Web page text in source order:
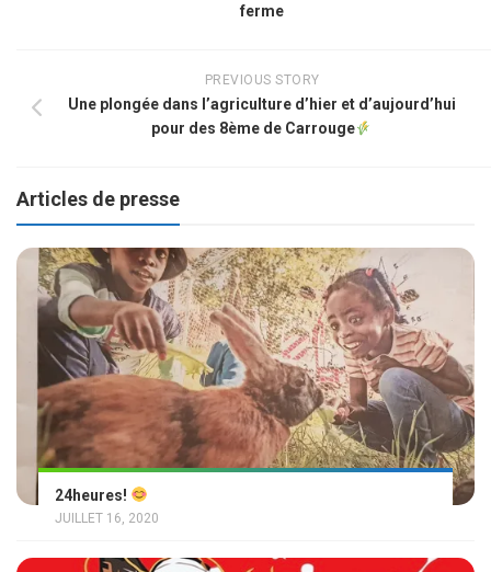
ferme
PREVIOUS STORY
Une plongée dans l’agriculture d’hier et d’aujourd’hui
pour des 8ème de Carrouge
Articles de presse
24heures!
JUILLET 16, 2020